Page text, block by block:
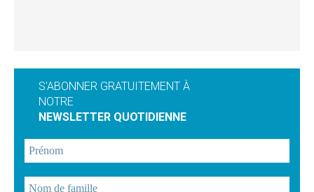
S'ABONNER GRATUITEMENT À
NOTRE
NEWSLETTER QUOTIDIENNE